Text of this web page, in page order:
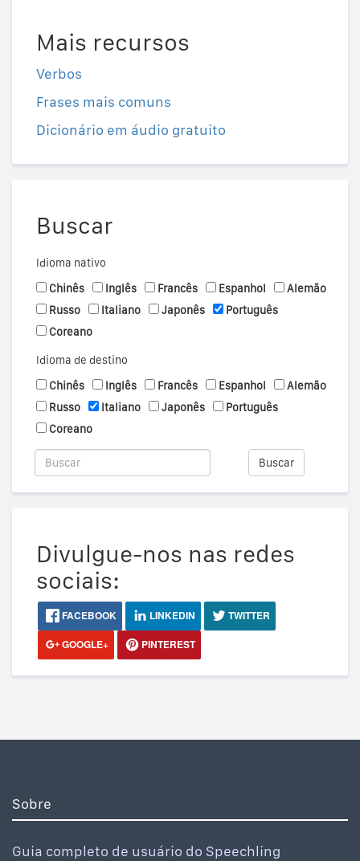
Mais recursos
Verbos
Frases mais comuns
Dicionário em áudio gratuito
Buscar
Idioma nativo
Chinês
Inglês Francês Espanhol
Alemão
Russo
Italiano Japonês
Português
Coreano
Idioma de destino
Chinês
Inglês Francês Espanhol
Alemão
Russo
Italiano Japonês
Português
Coreano
Buscar
Divulgue-nos nas redes
sociais:
FACEBOOK LINKEDIN
TWITTER
GOOGLE+
PINTEREST
Sobre
Guia completo de usuário do Speechling